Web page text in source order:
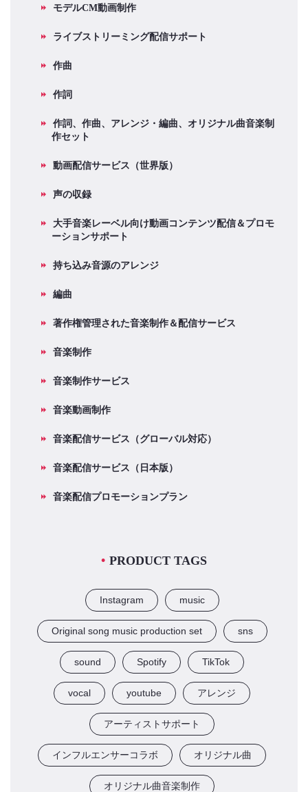
モデルCM動画制作
ライブストリーミング配信サポート
作曲
作詞
作詞、作曲、アレンジ・編曲、オリジナル曲音楽制
作セット
動画配信サービス（世界版）
声の収録
大手音楽レーベル向け動画コンテンツ配信＆プロモ
ーションサポート
持ち込み音源のアレンジ
編曲
著作権管理された音楽制作＆配信サービス
音楽制作
音楽制作サービス
音楽動画制作
音楽配信サービス（グローバル対応）
音楽配信サービス（日本版）
音楽配信プロモーションプラン
PRODUCT TAGS
Instagram music
Original song music production set sns
sound Spotify TikTok
vocal youtube アレンジ
アーティストサポート
インフルエンサーコラボ オリジナル曲
オリジナル曲音楽制作